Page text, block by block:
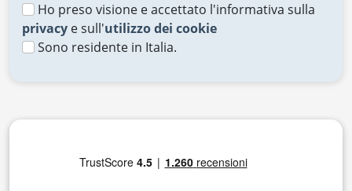
Ho preso visione e accettato l'informativa sulla
privacy e sull'utilizzo dei cookie
Sono residente in Italia.